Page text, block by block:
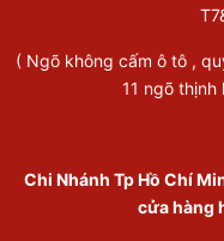
( Ngõ không cấm ô tô ,
11 ngõ
Chi Nhánh Tp Hồ Chí
cửa hàng